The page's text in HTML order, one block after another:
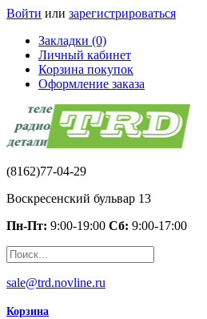
Войти или зарегистрироваться
Закладки (0)
Личный кабинет
Корзина покупок
Оформление заказа
(8162)77-04-29
Воскресенский бульвар 13
Пн-Пт: 9:00-19:00 Сб: 9:00-17:00
sale@trd.novline.ru
Корзина